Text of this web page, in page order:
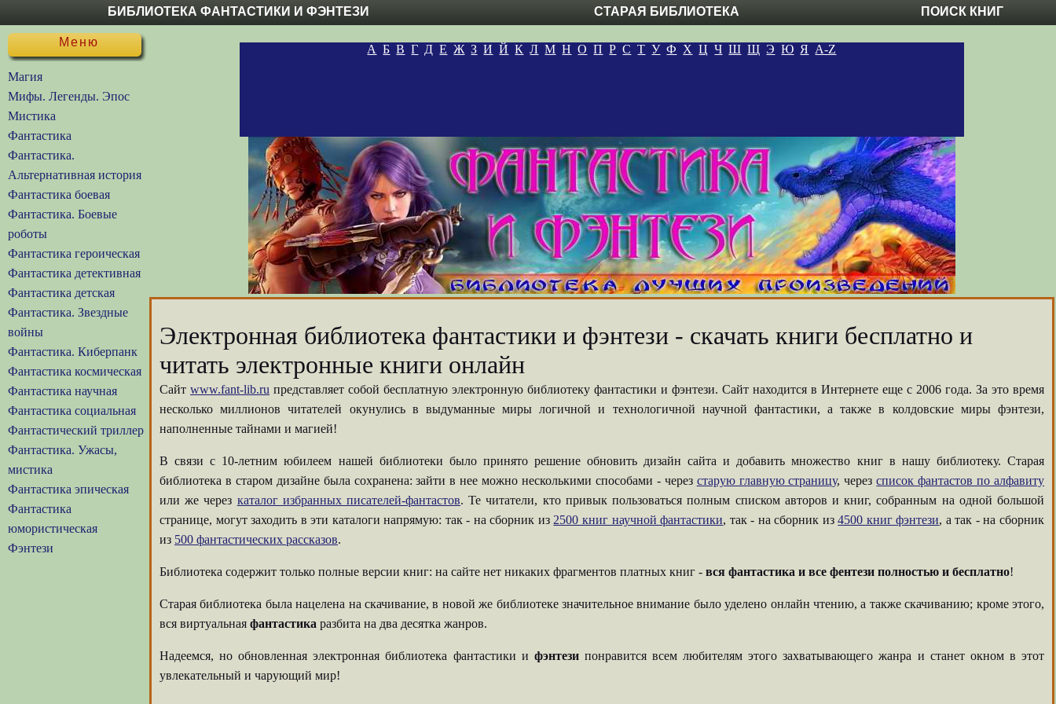
БИБЛИОТЕКА ФАНТАСТИКИ И ФЭНТЕЗИ СТАРАЯ БИБЛИОТЕКА ПОИСК КНИГ
Меню
Магия
Мифы. Легенды. Эпос
Мистика
Фантастика
Фантастика.
Альтернативная история
Фантастика боевая
Фантастика. Боевые
роботы
Фантастика героическая
Фантастика детективная
Фантастика детская
Фантастика. Звездные
войны
Фантастика. Киберпанк
Фантастика космическая
Фантастика научная
Фантастика социальная
Фантастический триллер
Фантастика. Ужасы,
мистика
Фантастика эпическая
Фантастика
юмористическая
Фэнтези
А Б В Г Д Е Ж З И Й К Л М Н О П Р С Т У Ф Х Ц Ч Ш Щ Э Ю Я A-Z
Электронная библиотека фантастики и фэнтези - скачать книги бесплатно и
читать электронные книги онлайн
Сайт www.fant-lib.ru представляет собой бесплатную электронную библиотеку фантастики и фэнтези. Сайт находится в Интернете еще с 2006 года. За это время
несколько миллионов читателей окунулись в выдуманные миры логичной и технологичной научной фантастики, а также в колдовские миры фэнтези,
наполненные тайнами и магией!
В связи с 10-летним юбилеем нашей библиотеки было принято решение обновить дизайн сайта и добавить множество книг в нашу библиотеку. Старая
библиотека в старом дизайне была сохранена: зайти в нее можно несколькими способами - через старую главную страницу, черезсписок фантастов по алфавиту
или же через каталог избранных писателей-фантастов. Те читатели, кто привык пользоваться полным списком авторов и книг, собранным на одной большой
странице, могут заходить в эти каталоги напрямую: так - на сборник из 2500 книг научной фантастики, так - на сборник из4500 книг фэнтези, а так - на сборник
из 500 фантастических рассказов.
Библиотека содержит только полные версии книг: на сайте нет никаких фрагментов платных книг - вся фантастика и все фентези полностью и бесплатно!
Старая библиотека была нацелена на скачивание, в новой же библиотеке значительное внимание было уделено онлайн чтению, а также скачиванию; кроме этого,
вся виртуальная фантастика разбита на два десятка жанров.
Надеемся, но обновленная электронная библиотека фантастики и фэнтезипонравится всем любителям этого захватывающего жанра и станет окном в этот
увлекательный и чарующий мир!